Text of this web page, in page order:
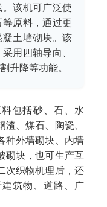
该机可广泛使
原料，通过更
土墙砌块。该
用四轴导向、
升降等功能。
包括砂、石、水
、煤石、陶瓷、
种外墙砌块、内墙
砌块，也可生产互
次织物机理后，还
筑物、道路、广